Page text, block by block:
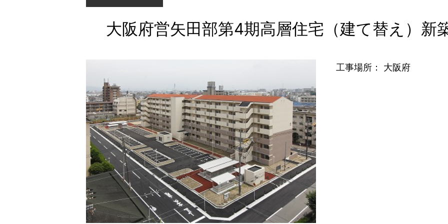
大阪府営矢田部第4期高層住宅（建て替え）新
工事場所： 大阪府